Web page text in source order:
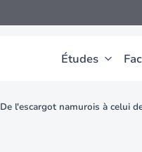
Études
De l'escargot namurois à celui